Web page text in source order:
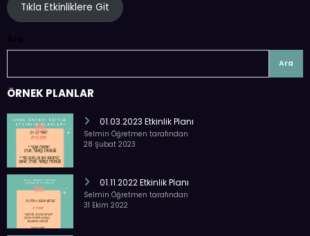
Tıkla Etkinliklere Git
Ara
Ara
ÖRNEK PLANLAR
01.03.2023 Etkinlik Planı
Selmin Öğretmen tarafından
28 Şubat 2023
01.11.2022 Etkinlik Planı
Selmin Öğretmen tarafından
31 Ekim 2022